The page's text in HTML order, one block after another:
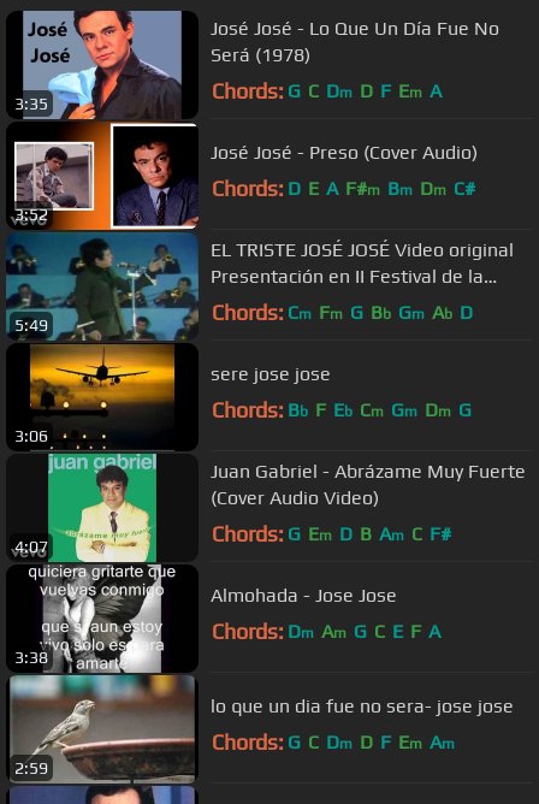
3:35
José José - Lo Que Un Día Fue No
Será (1978)
Chords: G C Dm D F Em A
3:52
José José - Preso (Cover Audio)
Chords: D E A F#m Bm Dm C#
5:49
EL TRISTE JOSÉ JOSÉ Video original
Presentación en II Festival de la
Canción Latina 1970
Chords: Cm Fm G Bb Gm Ab D
3:06
sere jose jose
Chords: Bb F Eb Cm Gm Dm G
4:07
Juan Gabriel - Abrázame Muy Fuerte
(Cover Audio Video)
Chords: G Em D B Am C F#
3:38
Almohada - Jose Jose
Chords: Dm Am G C E F A
2:59
lo que un dia fue no sera- jose jose
Chords: G C Dm D F Em Am